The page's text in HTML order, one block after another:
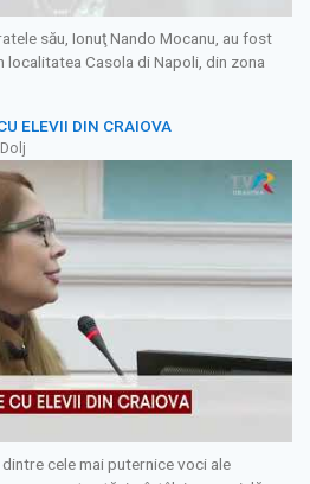
său, Ionuţ Nando Mocanu, au fost
Casola di Napoli, din zona
ELEVII DIN CRAIOVA
Dolj
cele mai puternice voci ale